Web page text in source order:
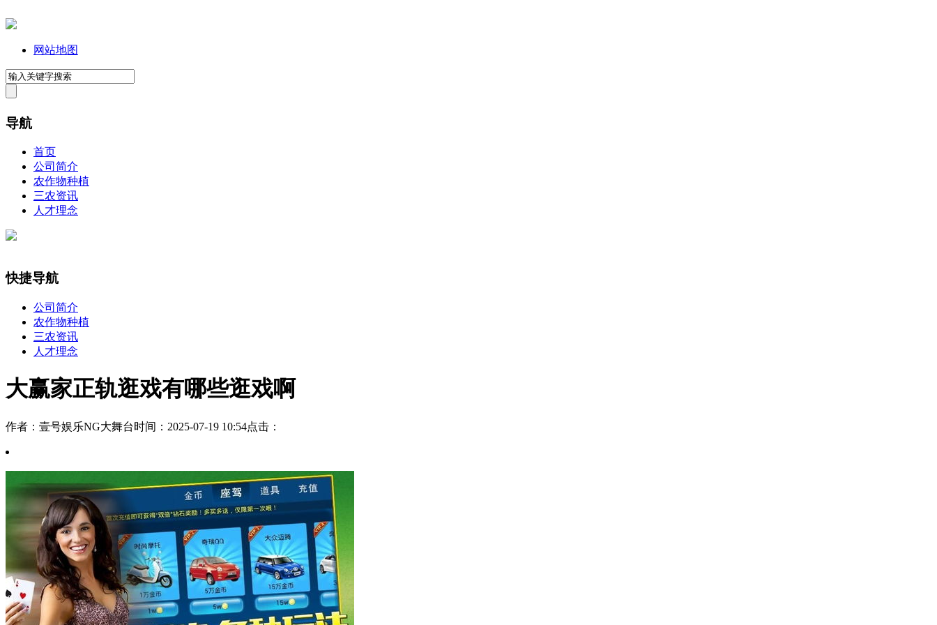
网站地图
导航
首页
公司简介
农作物种植
三农资讯
人才理念
快捷导航
公司简介
农作物种植
三农资讯
人才理念
大赢家正轨逛戏有哪些逛戏啊
作者：壹号娱乐NG大舞台时间：2025-07-19 10:54点击：